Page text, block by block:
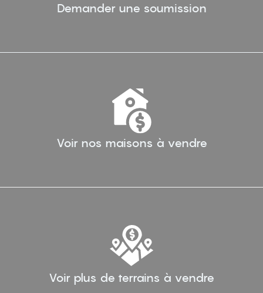
Demander une soumission
Voir nos maisons à vendre
Voir plus de terrains à vendre